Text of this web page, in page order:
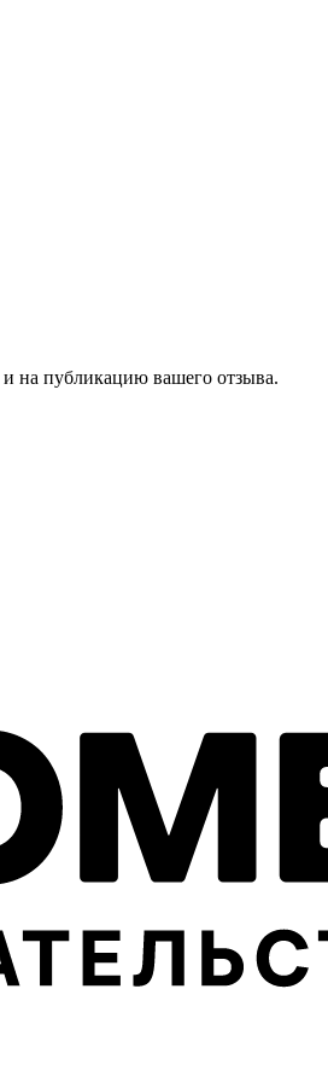
и на публикацию вашего отзыва.